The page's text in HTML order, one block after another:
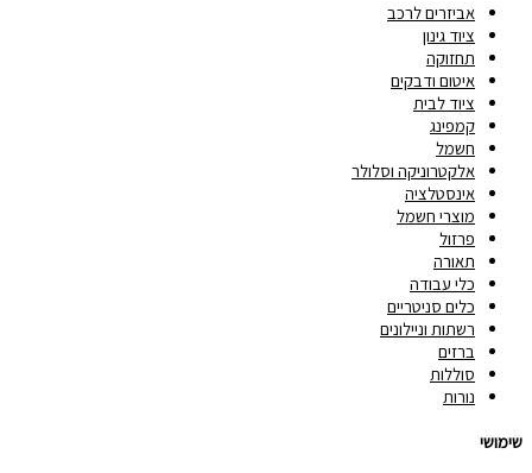
אביזרים לרכב
ציוד גינון
תחזוקה
איטום ודבקים
ציוד לבית
קמפינג
חשמל
אלקטרוניקה וסלולר
אינסטלציה
מוצרי חשמל
פרזול
תאורה
כלי עבודה
כלים סניטריים
רשתות וניילונים
ברזים
סוללות
נורות
שימושי